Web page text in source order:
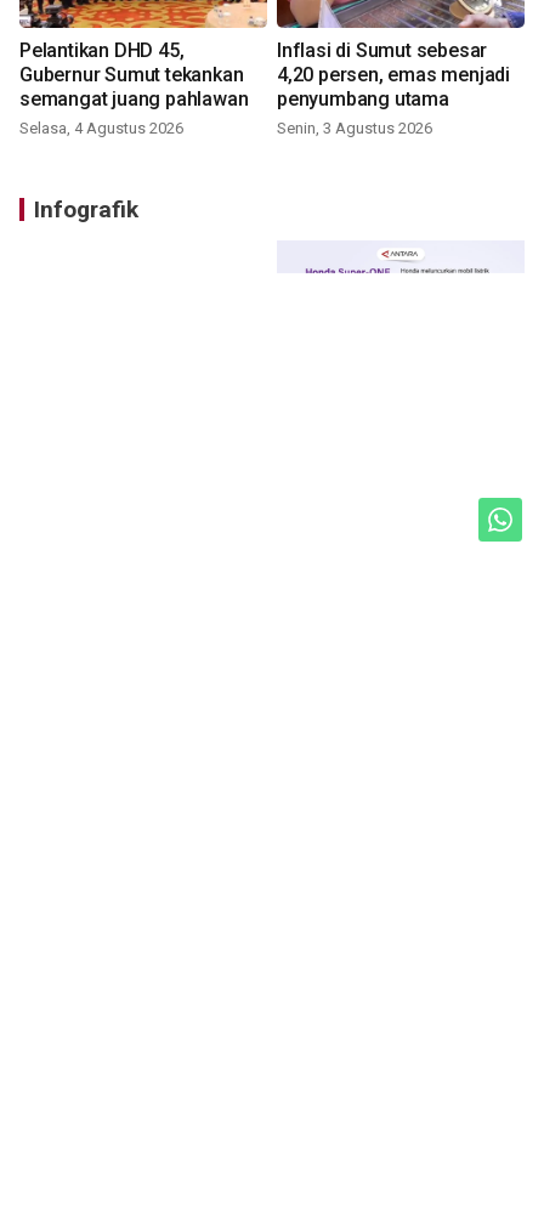
Pelantikan DHD 45,
Gubernur Sumut tekankan
semangat juang pahlawan
Selasa, 4 Agustus 2026
Inflasi di Sumut sebesar
4,20 persen, emas menjadi
penyumbang utama
Senin, 3 Agustus 2026
Infografik